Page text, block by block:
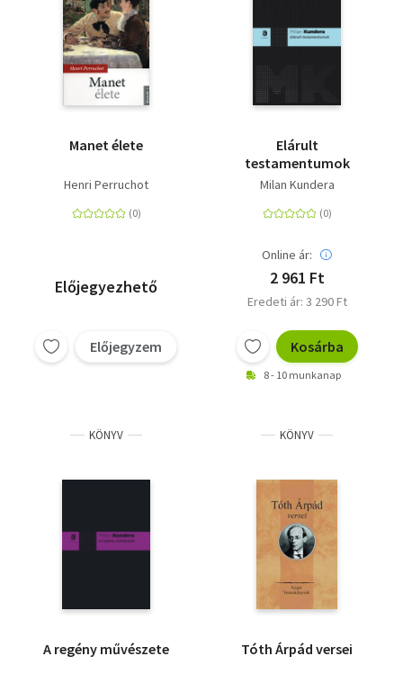
Manet élete
Henri Perruchot
Előjegyezhető
Előjegyzem
Elárult
testamentumok
Milan Kundera
Online ár:
2 961 Ft
Eredeti ár: 3 290 Ft
Kosárba
8 - 10 munkanap
KÖNYV
A regény művészete
KÖNYV
Tóth Árpád versei